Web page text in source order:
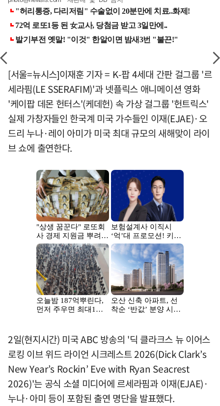
[서울=뉴시스]이재훈 기자 = K-팝 4세대 간판 걸그룹 '르
세라핌(LE SSERAFIM)'과 넷플릭스 애니메이션 영화
'케이팝 데몬 헌터스'(케데헌) 속 가상 걸그룹 '헌트릭스'
실제 가창자들인 한국계 미국 가수들인 이재(EJAE)·오
드리 누나·레이 아미가 미국 최대 규모의 새해맞이 라이
브 쇼에 출연한다.
2일(현지시간) 미국 ABC 방송의 '딕 클라크스 뉴 이어스
로킹 이브 위드 라이언 시크레스트 2026(Dick Clark’s
New Year’s Rockin’ Eve with Ryan Seacrest
2026)'는 공식 소셜 미디어에 르세라핌과 이재(EJAE)·
누나·아미 등이 포함된 출연 명단을 발표했다.